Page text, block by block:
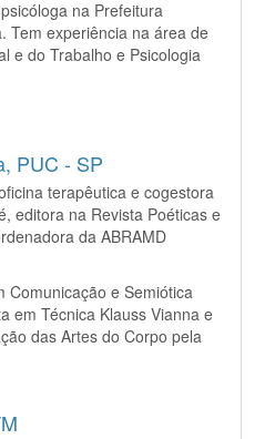
na Prefeitura
Tem experiência na área de
e do Trabalho e Psicologia
PUC - SP
terapêutica e cogestora
editora na Revista Poéticas e
da ABRAMD
Comunicação e Semiótica
em Técnica Klauss Vianna e
das Artes do Corpo pela